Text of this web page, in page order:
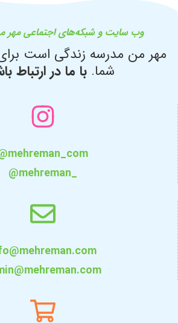
وب سایت و شبکه‌های اجتماعی مهر
مهر من مدرسه زندگی است
شما. با ما در ارتباط
@mehreman_